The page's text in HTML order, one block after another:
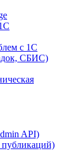
с 1С
СБИС)
API)
публикаций)